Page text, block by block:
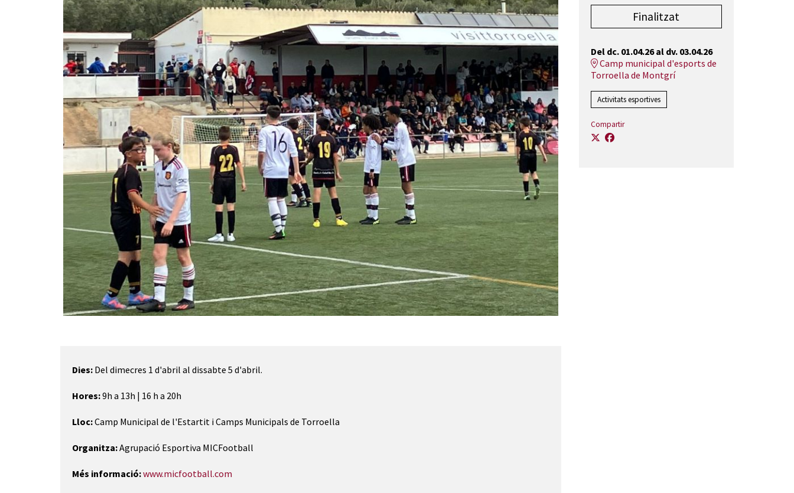
Dies: Del dimecres 1 d'abril al dissabte 5 d'abril.
Hores:9h a 13h | 16 h a 20h
Lloc:Camp Municipal de l'Estartit i Camps Municipals de Torroella
Organitza:Agrupació Esportiva MICFootball
Més informació:www.micfootball.com
Finalitzat
Del dc. 01.04.26al dv. 03.04.26
Camp municipal d'esports de
Torroella de Montgrí
Activitats esportives
Compartir